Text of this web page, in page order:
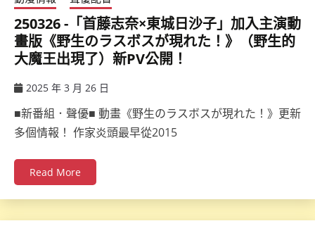
250326 -「首藤志奈×東城日沙子」加入主演動
畫版《野生のラスボスが現れた！》（野生的
大魔王出現了）新PV公開！
2025 年 3 月 26 日
■新番組．聲優■ 動畫《野生のラスボスが現れた！》更新
多個情報！ 作家炎頭最早從2015
Read More